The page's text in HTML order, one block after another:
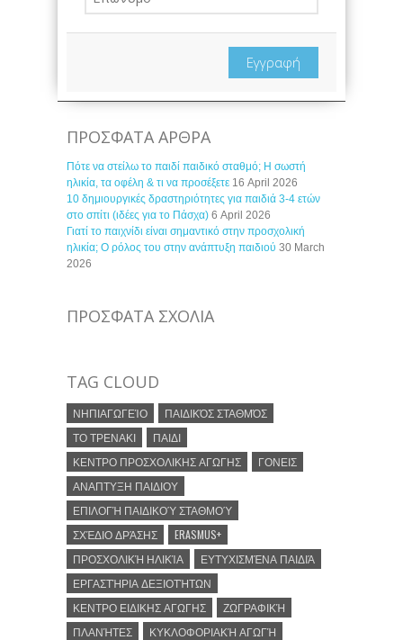
Εγγραφή
ΠΡΟΣΦΑΤΑ ΑΡΘΡΑ
Πότε να στείλω το παιδί παιδικό σταθμό; Η σωστή
ηλικία, τα οφέλη & τι να προσέξετε 16 April 2026
10 δημιουργικές δραστηριότητες για παιδιά 3-4 ετών
στο σπίτι (ιδέες για το Πάσχα) 6 April 2026
Γιατί το παιχνίδι είναι σημαντικό στην προσχολική
ηλικία; Ο ρόλος του στην ανάπτυξη παιδιού 30 March
2026
ΠΡΟΣΦΑΤΑ ΣΧΟΛΙΑ
TAG CLOUD
ΝΗΠΙΑΓΩΓΕΊΟ
ΠΑΙΔΙΚΌΣ ΣΤΑΘΜΌΣ
ΤΟ ΤΡΕΝΑΚΙ
ΠΑΙΔΙ
ΚΕΝΤΡΟ ΠΡΟΣΧΟΛΙΚΗΣ ΑΓΩΓΗΣ
ΓΟΝΕΙΣ
ΑΝΑΠΤΥΞΗ ΠΑΙΔΙΟΥ
ΕΠΙΛΟΓΉ ΠΑΙΔΙΚΟΎ ΣΤΑΘΜΟΎ
ΣΧΈΔΙΟ ΔΡΆΣΗΣ
ERASMUS+
ΠΡΟΣΧΟΛΙΚΉ ΗΛΙΚΊΑ
ΕΥΤΥΧΙΣΜΈΝΑ ΠΑΙΔΙΆ
ΕΡΓΑΣΤΉΡΙΑ ΔΕΞΙΟΤΉΤΩΝ
ΚΕΝΤΡΟ ΕΙΔΙΚΗΣ ΑΓΩΓΗΣ
ΖΩΓΡΑΦΙΚΉ
ΠΛΑΝΉΤΕΣ
ΚΥΚΛΟΦΟΡΙΑΚΉ ΑΓΩΓΉ